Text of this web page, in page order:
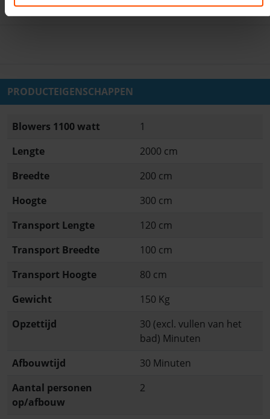
PRODUCTEIGENSCHAPPEN
Blowers 1100 watt
1
Lengte
2000 cm
Breedte
200 cm
Hoogte
300 cm
Transport Lengte
120 cm
Transport Breedte
100 cm
Transport Hoogte
80 cm
Gewicht
150 Kg
Opzettijd
30 (excl. vullen van het
bad) Minuten
Afbouwtijd
30 Minuten
Aantal personen
op/afbouw
2